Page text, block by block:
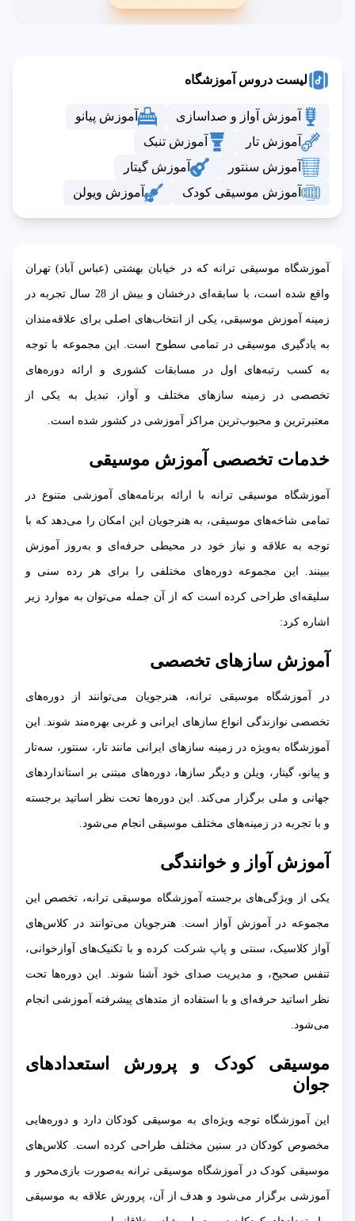
لیست دروس آموزشگاه
آموزش آواز و صداسازی
آموزش پیانو
آموزش تار
آموزش تنبک
آموزش سنتور
آموزش گیتار
آموزش موسیقی کودک
آموزش ویولن
آموزشگاه موسیقی ترانه که در خیابان بهشتی (عباس آباد) تهران
واقع شده است، با سابقه‌ای درخشان و بیش از 28 سال تجربه در
زمینه آموزش موسیقی، یکی از انتخاب‌های اصلی برای علاقه‌مندان
به یادگیری موسیقی در تمامی سطوح است. این مجموعه با توجه
به کسب رتبه‌های اول در مسابقات کشوری و ارائه دوره‌های
تخصصی در زمینه سازهای مختلف و آواز، تبدیل به یکی از
معتبرترین و محبوب‌ترین مراکز آموزشی در کشور شده است.
خدمات تخصصی آموزش موسیقی
آموزشگاه موسیقی ترانه با ارائه برنامه‌های آموزشی متنوع در
تمامی شاخه‌های موسیقی، به هنرجویان این امکان را می‌دهد که با
توجه به علاقه و نیاز خود در محیطی حرفه‌ای و به‌روز آموزش
ببینند. این مجموعه دوره‌های مختلفی را برای هر رده سنی و
سلیقه‌ای طراحی کرده است که از آن جمله می‌توان به موارد زیر
اشاره کرد:
آموزش سازهای تخصصی
در آموزشگاه موسیقی ترانه، هنرجویان می‌توانند از دوره‌های
تخصصی نوازندگی انواع سازهای ایرانی و غربی بهره‌مند شوند. این
آموزشگاه به‌ویژه در زمینه سازهای ایرانی مانند تار، سنتور، سه‌تار
و پیانو، گیتار، ویلن و دیگر سازها، دوره‌های مبتنی بر استانداردهای
جهانی و ملی برگزار می‌کند. این دوره‌ها تحت نظر اساتید برجسته
و با تجربه در زمینه‌های مختلف موسیقی انجام می‌شود.
آموزش آواز و خوانندگی
یکی از ویژگی‌های برجسته آموزشگاه موسیقی ترانه، تخصص این
مجموعه در آموزش آواز است. هنرجویان می‌توانند در کلاس‌های
آواز کلاسیک، سنتی و پاپ شرکت کرده و با تکنیک‌های آوازخوانی،
تنفس صحیح، و مدیریت صدای خود آشنا شوند. این دوره‌ها تحت
نظر اساتید حرفه‌ای و با استفاده از متدهای پیشرفته آموزشی انجام
می‌شود.
موسیقی کودک و پرورش استعدادهای
جوان
این آموزشگاه توجه ویژه‌ای به موسیقی کودکان دارد و دوره‌هایی
مخصوص کودکان در سنین مختلف طراحی کرده است. کلاس‌های
موسیقی کودک در آموزشگاه موسیقی ترانه به‌صورت بازی‌محور و
آموزشی برگزار می‌شود و هدف از آن، پرورش علاقه به موسیقی